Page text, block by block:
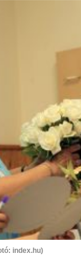
index.hu)